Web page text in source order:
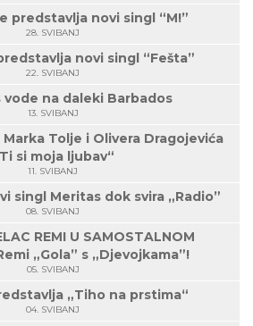
predstavlja novi singl “M!”
28. SVIBANJ
novi singl “Fešta”
22. SVIBANJ
vode na daleki Barbados
13. SVIBANJ
Tolje i Olivera Dragojevića
si moja ljubav“
11. SVIBANJ
singl Meritas dok svira „Radio”
08. SVIBANJ
REMI U SAMOSTALNOM
„Gola” s „Djevojkama”!
05. SVIBANJ
„Tiho na prstima“
04. SVIBANJ